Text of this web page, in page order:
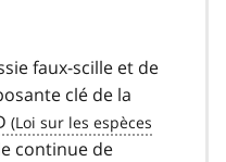
faux-scille et de
clé de la
continue de